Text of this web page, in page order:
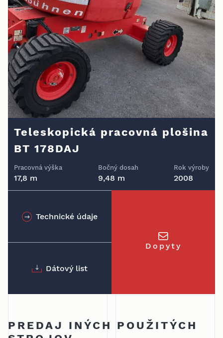
Teleskopická pracovná plošina
BT 178DAJ
Pracovná výška
17,8 m
Bočný dosah
9,48 m
Rok výroby
2008
Technické údaje
Dátový list
Dopyty
PREDAJ INÝCH POUŽITÝCH